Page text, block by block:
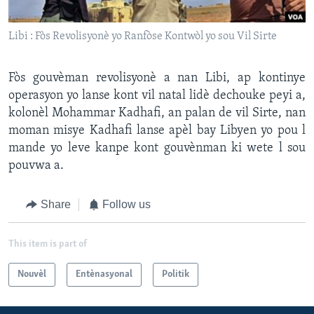
Languages
Libi : Fòs Revolisyonè yo Ranfòse Kontwòl yo sou Vil Sirte
Fòs gouvèman revolisyonè a nan Libi, ap kontinye
operasyon yo lanse kont vil natal lidè dechouke peyi a,
kolonèl Mohammar Kadhafi, an palan de vil Sirte, nan
moman misye Kadhafi lanse apèl bay Libyen yo pou l
mande yo leve kanpe kont gouvènman ki wete l sou
pouvwa a.
Share Follow us
This item is part of
Nouvèl Entènasyonal Politik